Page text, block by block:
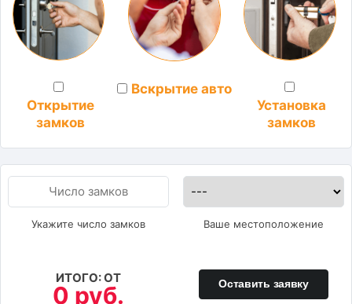
Открытие
замков
Вскрытие авто
Установка
замков
Укажите число замков Ваше местоположение
ИТОГО: ОТ
0 руб. Оставить заявку